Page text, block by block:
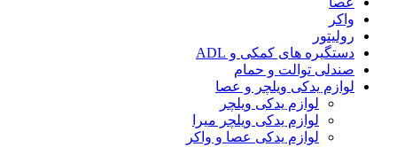
واکر
رولیتور
دستگیره های کمکی و ADL
صندلی توالت و حمام
لوازم یدکی ویلچر و عصا
لوازم یدکی ویلچر
لوازم یدکی ویلچر میرا
لوازم یدکی عصا و واکر